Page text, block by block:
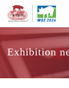
Exhibition